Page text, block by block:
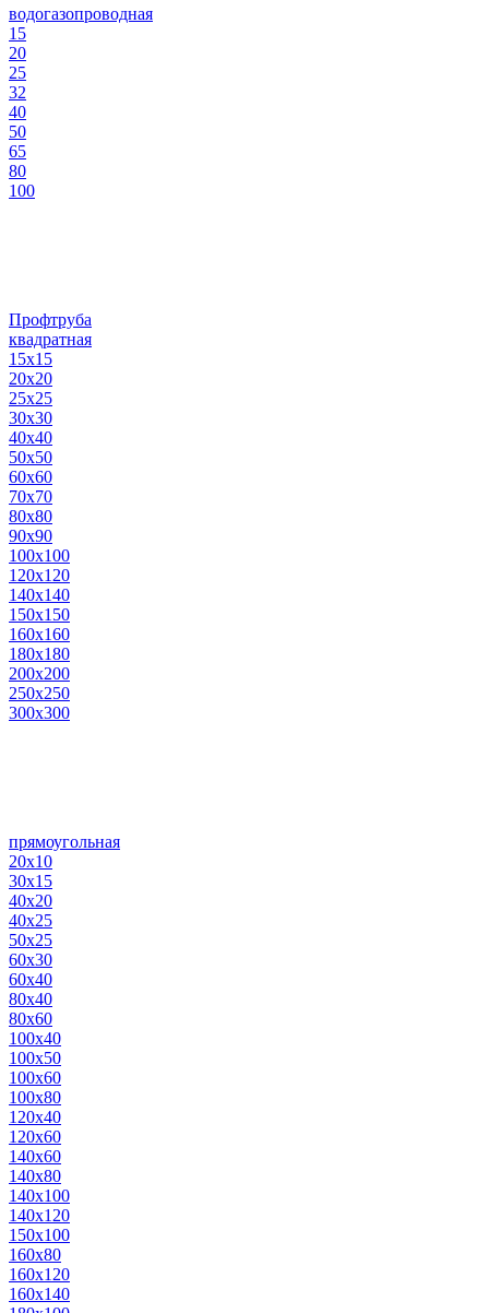
водогазопроводная
15
20
25
32
40
50
65
80
100
Профтруба
квадратная
15х15
20х20
25х25
30х30
40х40
50х50
60х60
70х70
80х80
90х90
100х100
120х120
140х140
150х150
160х160
180х180
200х200
250х250
300х300
прямоугольная
20х10
30х15
40х20
40х25
50х25
60х30
60х40
80х40
80х60
100х40
100х50
100х60
100х80
120х40
120х60
140х60
140х80
140х100
140х120
150х100
160х80
160х120
160х140